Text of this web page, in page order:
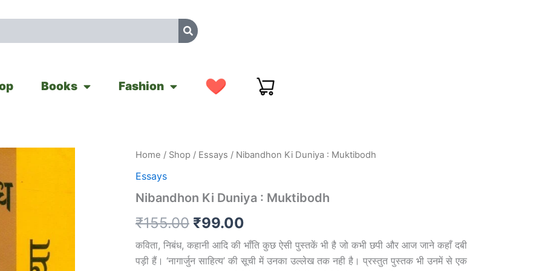
Books Fashion
Home / Shop / Essays / Nibandhon Ki Duniya : Muktibodh
Essays
Nibandhon Ki Duniya : Muktibodh
₹155.00
Original
was:
₹155.00.
₹99.00
Current
is:
कविता, निबंध, कहानी आदि की भाँति कुछ ऐसी पुस्तकें भी है जो कभी छपी और आज जाने कहाँ दबी
पड़ी हैं। ‘नागार्जुन साहित्य’ की सूची में उनका उल्लेख तक नही है। प्रस्तुत पुस्तक भी उनमें से एक
Nibandhon
Duniya
Muktibodh